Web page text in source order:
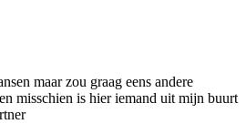
maar zou graag eens andere
misschien is hier iemand uit mijn buurt